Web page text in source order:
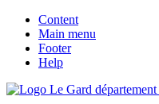
Content
Main menu
Footer
Help